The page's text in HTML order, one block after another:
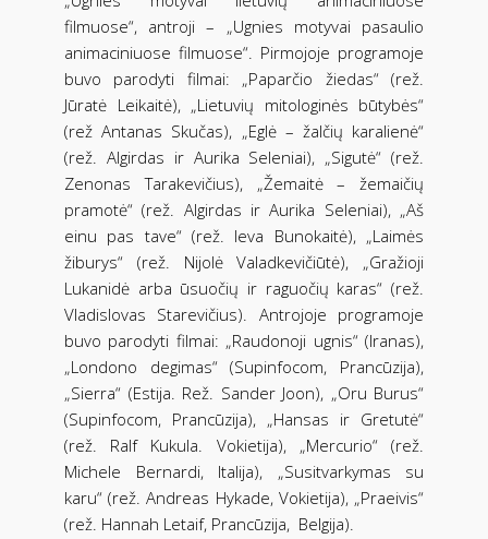
filmuose“, antroji – „Ugnies motyvai pasaulio
animaciniuose filmuose“. Pirmojoje programoje
buvo parodyti filmai: „Paparčio žiedas“ (rež.
Jūratė Leikaitė), „Lietuvių mitologinės būtybės“
(rež Antanas Skučas), „Eglė – žalčių karalienė“
(rež. Algirdas ir Aurika Seleniai), „Sigutė“ (rež.
Zenonas Tarakevičius), „Žemaitė – žemaičių
pramotė“ (rež. Algirdas ir Aurika Seleniai), „Aš
einu pas tave“ (rež. Ieva Bunokaitė), „Laimės
žiburys“ (rež. Nijolė Valadkevičiūtė), „Gražioji
Lukanidė arba ūsuočių ir raguočių karas“ (rež.
Vladislovas Starevičius). Antrojoje programoje
buvo parodyti filmai: „Raudonoji ugnis“ (Iranas),
„Londono degimas“ (Supinfocom, Prancūzija),
„Sierra“ (Estija. Rež. Sander Joon), „Oru Burus“
(Supinfocom, Prancūzija), „Hansas ir Gretutė“
(rež. Ralf Kukula. Vokietija), „Mercurio“ (rež.
Michele Bernardi, Italija), „Susitvarkymas su
karu“ (rež. Andreas Hykade, Vokietija), „Praeivis“
(rež. Hannah Letaif, Prancūzija, Belgija).